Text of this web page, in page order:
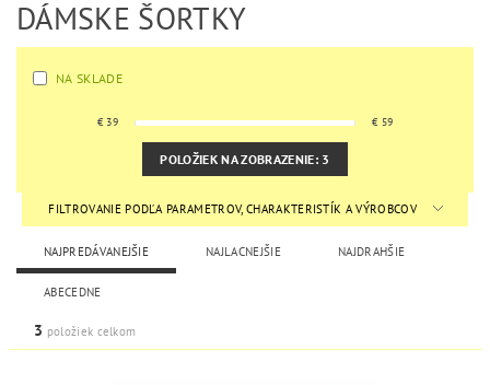
DÁMSKE ŠORTKY
NA SKLADE
€ 39 € 59
POLOŽIEK NA ZOBRAZENIE: 3
FILTROVANIE PODĽA PARAMETROV, CHARAKTERISTÍK A VÝROBCOV
NAJPREDÁVANEJŠIE NAJLACNEJŠIE NAJDRAHŠIE
ABECEDNE
3 položiek celkom